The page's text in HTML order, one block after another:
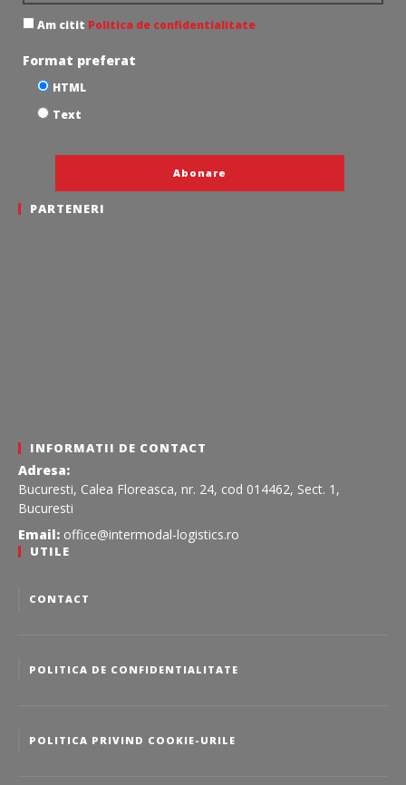
Am citit Politica de confidentialitate
Format preferat
HTML
Text
PARTENERI
INFORMATII DE CONTACT
Adresa:
Bucuresti, Calea Floreasca, nr. 24, cod 014462, Sect. 1,
Bucuresti
Email: office@intermodal-logistics.ro
UTILE
CONTACT
POLITICA DE CONFIDENTIALITATE
POLITICA PRIVIND COOKIE-URILE